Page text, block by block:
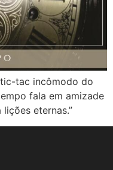
tac incômodo do
fala em amizade
eternas.”